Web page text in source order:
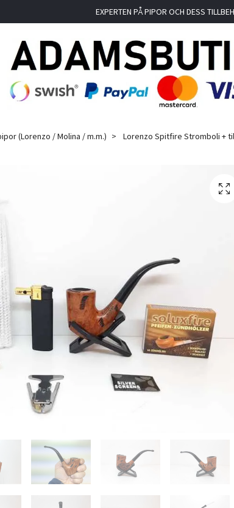
EXPERTEN PÅ PIPOR OCH DESS
(Lorenzo / Molina / m.m.) Lorenzo Spitfire Stromboli +